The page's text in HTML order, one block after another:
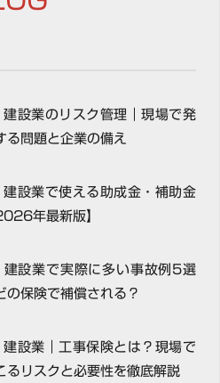
建設業のリスク管理｜現場で発
る問題と企業の備え
建設業で使える助成金・補助金
年最新版】
建設業で実際に多い事故例5選
の保険で補償される？
建設業｜工事保険とは？現場で
るリスクと必要性を徹底解説